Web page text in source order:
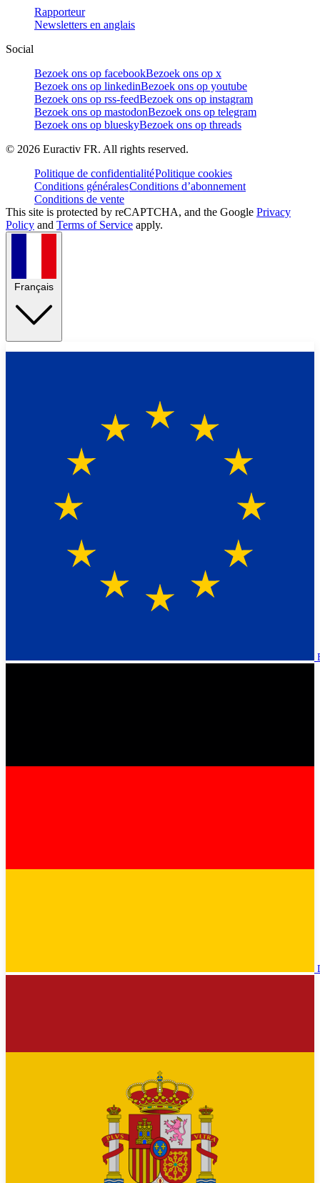
Rapporteur
Newsletters en anglais
Social
Bezoek ons op facebookBezoek ons op x
Bezoek ons op linkedinBezoek ons op youtube
Bezoek ons op rss-feedBezoek ons op instagram
Bezoek ons op mastodonBezoek ons op telegram
Bezoek ons op blueskyBezoek ons op threads
© 2026 Euractiv FR. All rights reserved.
Politique de confidentialitéPolitique cookies
Conditions généralesConditions d’abonnement
Conditions de vente
This site is protected by reCAPTCHA, and the Google Privacy
Policy and Terms of Service apply.
Français